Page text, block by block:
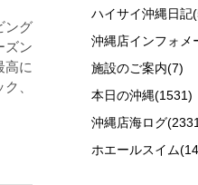
ング
ズン
高に
、
ハイサイ沖縄日記
沖縄店インフォメ
施設のご案内(7)
本日の沖縄(1531)
沖縄店海ログ
ホエールスイム
動を取る人間を嫌がってし
リーできなかった場合や、
グを行う場合が多くなりま